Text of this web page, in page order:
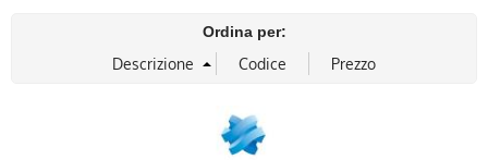
Certificazioni
Ordina per: